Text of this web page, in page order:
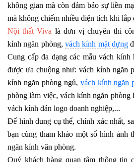
không gian mà còn đảm bảo sự liền
mà không chiếm nhiều diện tích khi lắp
Nội thất Viva là đơn vị chuyên thi
kính ngăn phòng, vách kính mặt dựng
Cung cấp đa dạng các mẫu vách kính
được ưa chuộng như: vách kính ngăn
kính ngăn phòng ngủ, vách kính ngăn
phòng làm việc, vách kính ngăn phòng
vách kính dán logo doanh nghiệp,...
Để hình dung cụ thể, chính xác nhất,
bạn cùng tham khảo một số hình ảnh
ngăn kính văn phòng.
Quý khách hàng quan tâm thông tin